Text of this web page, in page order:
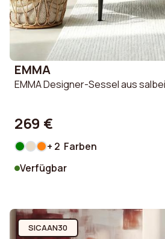
EMMA
EMMA Designer-Sessel aus
269 €
+ 2 Farben
Verfügbar
SICAAN30